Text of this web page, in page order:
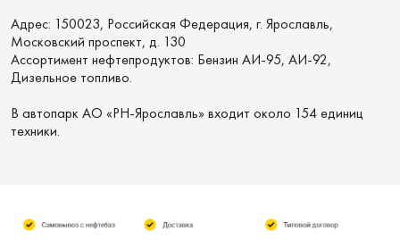
Адрес: 150023, Российская Федерация, г. Ярославль,
Московский проспект, д. 130
Ассортимент нефтепродуктов: Бензин АИ-95, АИ-92,
Дизельное топливо.
В автопарк АО «РН-Ярославль» входит около 154 единиц
техники.